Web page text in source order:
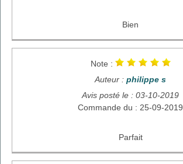
Bien
Note :
Auteur : philippe s
Avis posté le : 03-10-2019
Commande du : 25-09-2019
Parfait